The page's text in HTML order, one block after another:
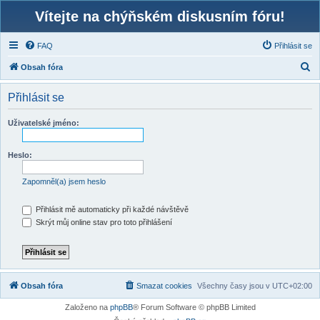
Vítejte na chýňském diskusním fóru!
FAQ Přihlásit se
Obsah fóra
l
Přihlásit se
Uživatelské jméno:
Heslo:
Zapomněl(a) jsem heslo
Přihlásit mě automaticky při každé návštěvě
Skrýt můj online stav pro toto přihlášení
Obsah fóra Všechny časy jsou v UTC+02:00
Smazat cookies
Založeno na phpBB® Forum Software © phpBB Limited